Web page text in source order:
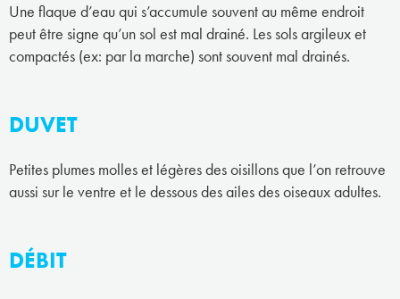
Une flaque d’eau qui s’accumule souvent au même endroit
peut être signe qu’un sol est mal drainé. Les sols argileux et
compactés (ex: par la marche) sont souvent mal drainés.
DUVET
Petites plumes molles et légères des oisillons que l’on retrouve
aussi sur le ventre et le dessous des ailes des oiseaux adultes.
DÉBIT